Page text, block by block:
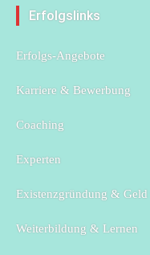
Erfolgslinks
Erfolgs-Angebote
Karriere & Bewerbung
Coaching
Experten
Existenzgründung & Geld
Weiterbildung & Lernen